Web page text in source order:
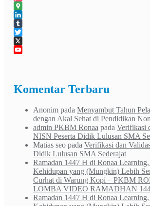
Foursquare
Google
Maps
LinkedIn
Tumblr
Twitter
X
Komentar Terbaru
Anonim pada Menyambut Tahun
dengan Akal Sehat di Pendidikan
admin PKBM Ronaa pada Verifikasi
NISN Peserta Didik Lulusan SMA
Matias seo pada Verifikasi dan
Didik Lulusan SMA Sederajat
Ramadan 1447 H di Ronaa
Kehidupan yang (Mungkin) Lebih
Curhat di Warung Kopi – PKBM
LOMBA VIDEO RAMADHAN
Ramadan 1447 H di Ronaa